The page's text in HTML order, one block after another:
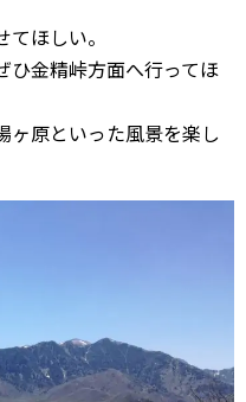
ほしい。
ひ金精峠方面へ行ってほ
ヶ原といった風景を楽し